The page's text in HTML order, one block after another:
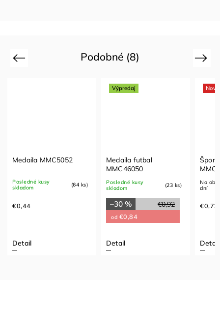
Podobné (8)
Previous
Medaila MMC5052
Posledné kusy
skladom
(64 ks)
€0,44
Detail
Výpredaj
Medaila futbal
MMC46050
Posledné kusy
skladom
(23 ks)
€0,92
–30 %
od €0,84
Detail
Na
dní
€0,72
Detail
Next